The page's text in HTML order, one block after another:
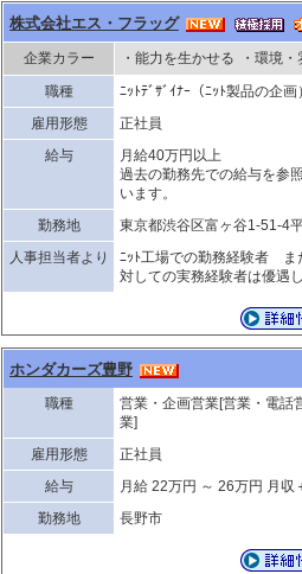
株式会社エス・フラッグ
企業カラー ・能力を生かせる ・環境
職種
ﾆｯﾄﾃﾞｻﾞｲﾅｰ（ﾆｯﾄ製品の企画）
雇用形態
正社員
給与
月給40万円以上
過去の勤務先での給与を参
います。
勤務地
東京都渋谷区富ヶ谷1-51-4
人事担当者より
ﾆｯﾄ工場での勤務経験者
対しての実務経験者は優遇
ホンダカーズ豊野
職種
営業・企画営業[営業・電話
業]
雇用形態
正社員
給与
月給 22万円 ～ 26万円 月収
勤務地
長野市